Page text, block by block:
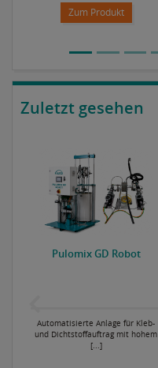
Zum Produkt
Zuletzt gesehen
Pulomix GD Robot
Automatisierte Anlage für Kleb-
und Dichtstoffauftrag mit hohem
[...]